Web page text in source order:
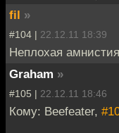
fil »
#104 | 22.12.11 18:39
Неплохая
Graham »
#105 | 22.12.11 18:46
Кому: Beefeater,